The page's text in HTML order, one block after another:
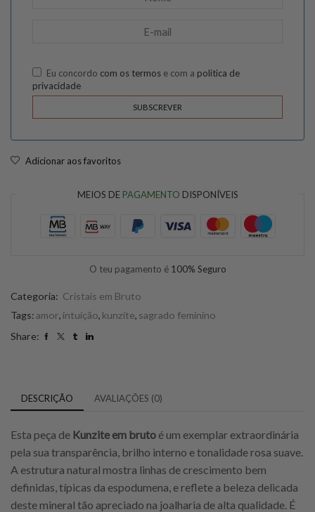
Eu concordo com os termos e com a politica de
privacidade
Adicionar aos favoritos
MEIOS DE PAGAMENTO DISPONÍVEIS
O teu pagamento é 100% Seguro
Categoria: Cristais em Bruto
Tags:amor, intuição, kunzite, sagrado feminino
Share:
DESCRIÇÃO AVALIAÇÕES (0)
Esta peça de Kunzite em bruto é um exemplar extraordinária
pela sua transparência, brilho interno e tonalidade rosa suave.
A estrutura natural mostra linhas de crescimento bem
definidas, típicas da espodumena, e reflete a beleza delicada
deste mineral tão apreciado na joalharia de alta qualidade. É